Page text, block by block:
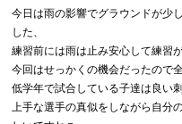
今日は雨の影響でグラウンドが少
した、
練習前には雨は止み安心して練習
今回はせっかくの機会だったので
低学年で試合している子達は良い
上手な選手の真似をしながら自分